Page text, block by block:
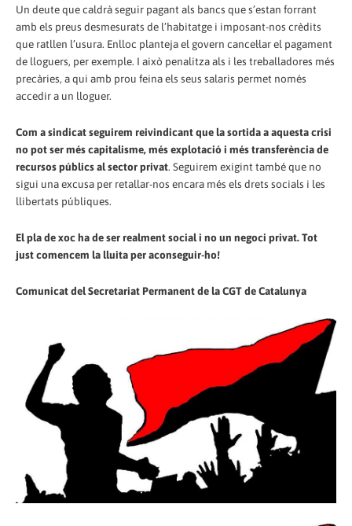
Un deute que caldrà seguir pagant als bancs que s’estan forrant
amb els preus desmesurats de l’habitatge i imposant-nos crèdits
que ratllen l’usura. Enlloc planteja el govern cancel·lar el pagament
de lloguers, per exemple. I això penalitza als i les treballadores més
precàries, a qui amb prou feina els seus salaris permet només
accedir a un lloguer.
Com a sindicat seguirem reivindicant que la sortida a aquesta crisi
no pot ser més capitalisme, més explotació i més transferència de
recursos públics al sector privat. Seguirem exigint també que no
sigui una excusa per retallar-nos encara més els drets socials i les
llibertats públiques.
El pla de xoc ha de ser realment social i no un negoci privat. Tot
just comencem la lluita per aconseguir-ho!
Comunicat del Secretariat Permanent de la CGT de Catalunya